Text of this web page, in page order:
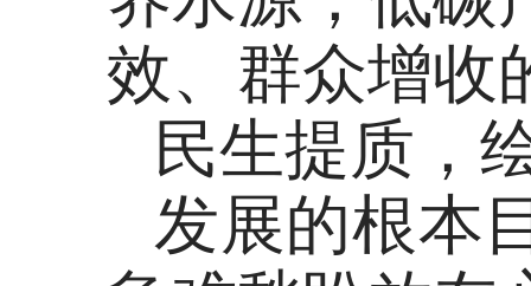
效、群众增收
民生提质，
发展的根本